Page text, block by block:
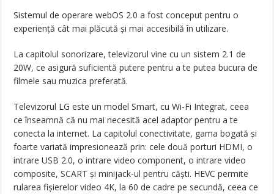
Sistemul de operare webOS 2.0 a fost conceput pentru o
experiență cât mai plăcută și mai accesibilă în utilizare.
La capitolul sonorizare, televizorul vine cu un sistem 2.1 de
20W, ce asigură suficientă putere pentru a te putea bucura de
filmele sau muzica preferată.
Televizorul LG este un model Smart, cu Wi-Fi Integrat, ceea
ce înseamnă că nu mai necesită acel adaptor pentru a te
conecta la internet. La capitolul conectivitate, gama bogată și
foarte variată impresionează prin: cele două porturi HDMI, o
intrare USB 2.0, o intrare video component, o intrare video
composite, SCART și minijack-ul pentru căști. HEVC permite
rularea fișierelor video 4K, la 60 de cadre pe secundă, ceea ce